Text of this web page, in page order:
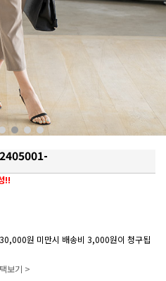
!!
원 미만시 배송비 3,000원이 청구됩
보기 >